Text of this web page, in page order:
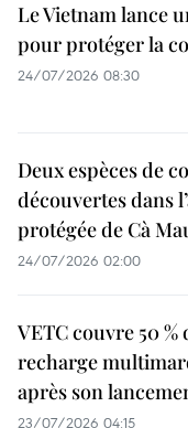
Le Vietnam lance
pour protéger la
24/07/2026 08:30
Deux espèces de
découvertes dans
protégée de Cà
24/07/2026 02:00
VETC couvre 50 %
recharge
après son
23/07/2026 04:15